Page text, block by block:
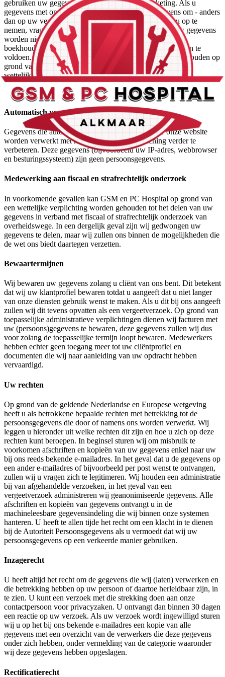
gebruiken uw gegevens niet voor (gerichte) marketing. Als u
gegevens met ons deelt en wij gebruiken deze gegevens om - anders
dan op uw verzoek - op een later moment contact met u op te
nemen, vragen wij u hiervoor expliciet toestemming. Uw gegevens
worden niet met derden gedeeld, anders dan om aan
boekhoudkundige en overige administratieve verplichtingen te
voldoen. Deze derden zijn allemaal tot geheimhouding gehouden op
grond van de overeenkomst tussen hen en ons of een eed of
wettelijke verplichting.
Automatisch verzamelde gegevens
Gegevens die automatisch worden verzameld door onze website
worden verwerkt met het doel onze dienstverlening verder te
verbeteren. Deze gegevens (bijvoorbeeld uw IP-adres, webbrowser
en besturingssysteem) zijn geen persoonsgegevens.
Medewerking aan fiscaal en strafrechtelijk onderzoek
In voorkomende gevallen kan GSM en PC Hospital op grond van
een wettelijke verplichting worden gehouden tot het delen van uw
gegevens in verband met fiscaal of strafrechtelijk onderzoek van
overheidswege. In een dergelijk geval zijn wij gedwongen uw
gegevens te delen, maar wij zullen ons binnen de mogelijkheden die
de wet ons biedt daartegen verzetten.
Bewaartermijnen
Wij bewaren uw gegevens zolang u cliënt van ons bent. Dit betekent
dat wij uw klantprofiel bewaren totdat u aangeeft dat u niet langer
van onze diensten gebruik wenst te maken. Als u dit bij ons aangeeft
zullen wij dit tevens opvatten als een vergeetverzoek. Op grond van
toepasselijke administratieve verplichtingen dienen wij facturen met
uw (persoons)gegevens te bewaren, deze gegevens zullen wij dus
voor zolang de toepasselijke termijn loopt bewaren. Medewerkers
hebben echter geen toegang meer tot uw cliëntprofiel en
documenten die wij naar aanleiding van uw opdracht hebben
vervaardigd.
Uw rechten
Op grond van de geldende Nederlandse en Europese wetgeving
heeft u als betrokkene bepaalde rechten met betrekking tot de
persoonsgegevens die door of namens ons worden verwerkt. Wij
leggen u hieronder uit welke rechten dit zijn en hoe u zich op deze
rechten kunt beroepen. In beginsel sturen wij om misbruik te
voorkomen afschriften en kopieën van uw gegevens enkel naar uw
bij ons reeds bekende e-mailadres. In het geval dat u de gegevens op
een ander e-mailadres of bijvoorbeeld per post wenst te ontvangen,
zullen wij u vragen zich te legitimeren. Wij houden een administratie
bij van afgehandelde verzoeken, in het geval van een
vergeetverzoek administreren wij geanonimiseerde gegevens. Alle
afschriften en kopieën van gegevens ontvangt u in de
machineleesbare gegevensindeling die wij binnen onze systemen
hanteren. U heeft te allen tijde het recht om een klacht in te dienen
bij de Autoriteit Persoonsgegevens als u vermoedt dat wij uw
persoonsgegevens op een verkeerde manier gebruiken.
Inzagerecht
U heeft altijd het recht om de gegevens die wij (laten) verwerken en
die betrekking hebben op uw persoon of daartoe herleidbaar zijn, in
te zien. U kunt een verzoek met die strekking doen aan onze
contactpersoon voor privacyzaken. U ontvangt dan binnen 30 dagen
een reactie op uw verzoek. Als uw verzoek wordt ingewilligd sturen
wij u op het bij ons bekende e-mailadres een kopie van alle
gegevens met een overzicht van de verwerkers die deze gegevens
onder zich hebben, onder vermelding van de categorie waaronder
wij deze gegevens hebben opgeslagen.
Rectificatierecht